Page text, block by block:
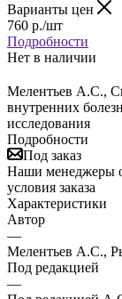
Варианты цен
760 р./шт
Подробности
Нет в наличии
Мелентьев А.С.,
внутренних
исследования
Подробности
Под заказ
Наши менеджеры
условия заказа
Характеристики
Автор
—
Мелентьев А.С.,
Под редакцией
—